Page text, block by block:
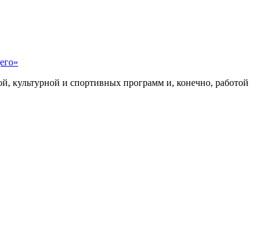
культурной и спортивных программ и, конечно, работой